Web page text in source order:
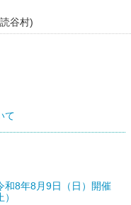
谷村)
て
和8年8月9日（日）開催